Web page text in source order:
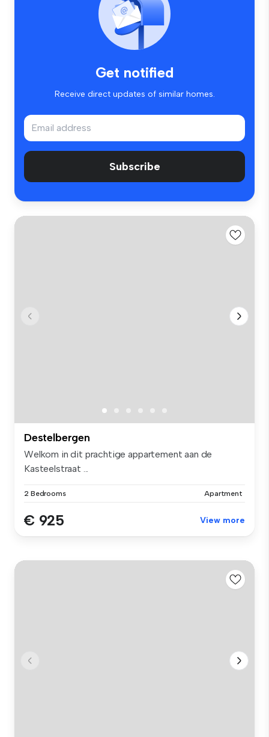
Get notified
Receive direct updates of similar homes.
Subscribe
Destelbergen
Welkom in dit prachtige appartement aan de
Kasteelstraat ...
2 Bedrooms Apartment
€ 925 View more